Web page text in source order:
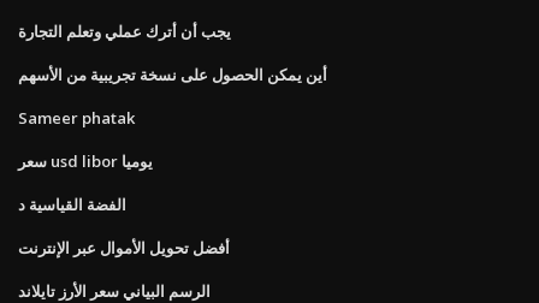
يجب أن أترك عملي وتعلم التجارة
أين يمكن الحصول على نسخة تجريبية من الأسهم
Sameer phatak
سعر usd libor يوميا
الفضة القياسية د
أفضل تحويل الأموال عبر الإنترنت
الرسم البياني سعر الأرز تايلاند